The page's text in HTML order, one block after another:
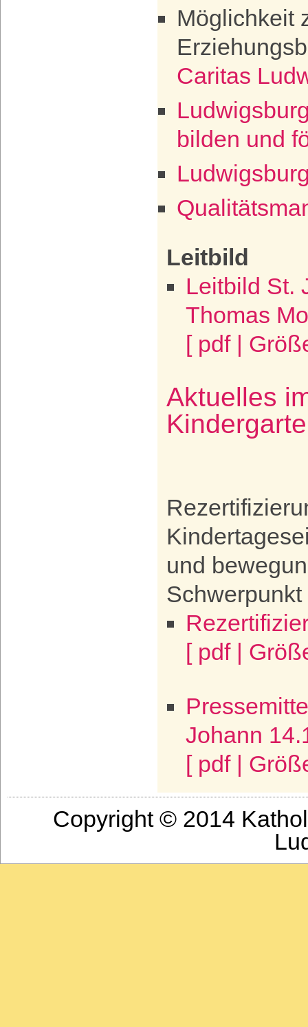
Möglichkeit
Caritas
bilden und
Leitbild
Leitbild St.
Thomas
[ pdf |
Aktuelles
und
Schwerpunkt
[ pdf |
Johann
[ pdf |
Copyright © 2014